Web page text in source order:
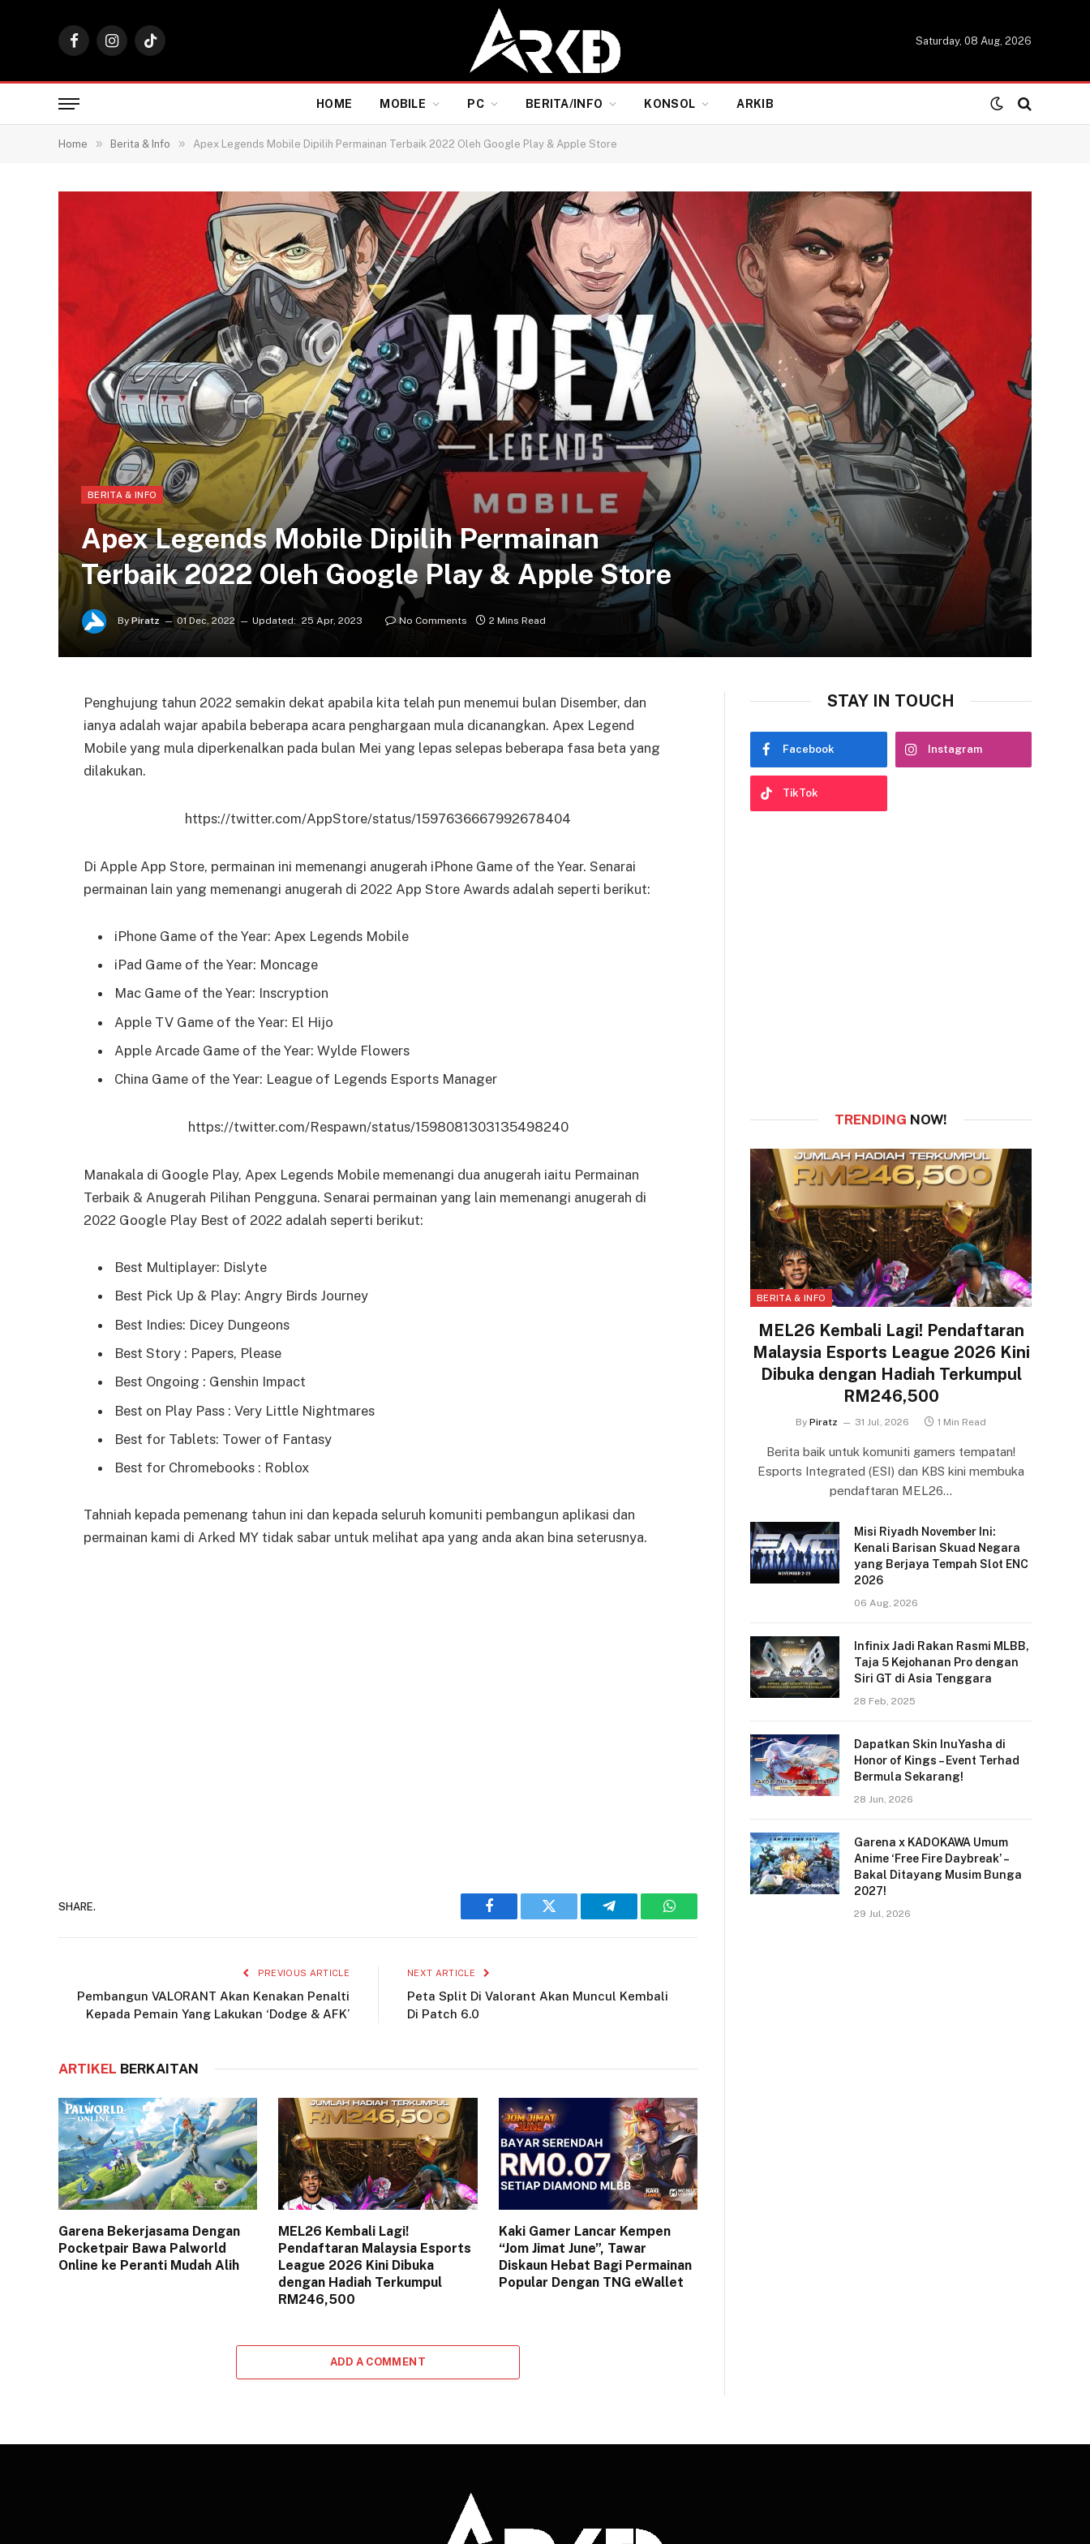
FacebookInstagramTikTok
Saturday, 08 Aug, 2026
HOME MOBILE PC BERITA/INFO KONSOL ARKIB
Home » Berita & Info » Apex Legends Mobile Dipilih Permainan Terbaik 2022 Oleh Google Play & Apple Store
BERITA & INFO
Apex Legends Mobile Dipilih Permainan
Terbaik 2022 Oleh Google Play & Apple Store
By Piratz 01 Dec, 2022 Updated: 25 Apr, 2023 No Comments 2 Mins Read
Penghujung tahun 2022 semakin dekat apabila kita telah pun menemui bulan Disember, dan
ianya adalah wajar apabila beberapa acara penghargaan mula dicanangkan. Apex Legend
Mobile yang mula diperkenalkan pada bulan Mei yang lepas selepas beberapa fasa beta yang
dilakukan.
https://twitter.com/AppStore/status/1597636667992678404
Di Apple App Store, permainan ini memenangi anugerah iPhone Game of the Year. Senarai
permainan lain yang memenangi anugerah di 2022 App Store Awards adalah seperti berikut:
iPhone Game of the Year: Apex Legends Mobile
iPad Game of the Year: Moncage
Mac Game of the Year: Inscryption
Apple TV Game of the Year: El Hijo
Apple Arcade Game of the Year: Wylde Flowers
China Game of the Year: League of Legends Esports Manager
https://twitter.com/Respawn/status/1598081303135498240
Manakala di Google Play, Apex Legends Mobile memenangi dua anugerah iaitu Permainan
Terbaik & Anugerah Pilihan Pengguna. Senarai permainan yang lain memenangi anugerah di
2022 Google Play Best of 2022 adalah seperti berikut:
Best Multiplayer: Dislyte
Best Pick Up & Play: Angry Birds Journey
Best Indies: Dicey Dungeons
Best Story : Papers, Please
Best Ongoing : Genshin Impact
Best on Play Pass : Very Little Nightmares
Best for Tablets: Tower of Fantasy
Best for Chromebooks : Roblox
Tahniah kepada pemenang tahun ini dan kepada seluruh komuniti pembangun aplikasi dan
permainan kami di Arked MY tidak sabar untuk melihat apa yang anda akan bina seterusnya.
SHARE.
Facebook Twitter Telegram WhatsApp
PREVIOUS ARTICLE
Pembangun VALORANT Akan Kenakan Penalti
Kepada Pemain Yang Lakukan ‘Dodge & AFK’
NEXT ARTICLE
Peta Split Di Valorant Akan Muncul Kembali
Di Patch 6.0
ARTIKEL BERKAITAN
Garena Bekerjasama Dengan
Pocketpair Bawa Palworld
Online ke Peranti Mudah Alih
MEL26 Kembali Lagi!
Pendaftaran Malaysia Esports
League 2026 Kini Dibuka
dengan Hadiah Terkumpul
RM246,500
Kaki Gamer Lancar Kempen
“Jom Jimat June”, Tawar
Diskaun Hebat Bagi Permainan
Popular Dengan TNG eWallet
ADD A COMMENT
STAY IN TOUCH
Facebook Instagram
TikTok
TRENDING NOW!
BERITA & INFO
MEL26 Kembali Lagi! Pendaftaran
Malaysia Esports League 2026 Kini
Dibuka dengan Hadiah Terkumpul
RM246,500
By Piratz 31 Jul, 2026 1 Min Read
Berita baik untuk komuniti gamers tempatan!
Esports Integrated (ESI) dan KBS kini membuka
pendaftaran MEL26…
Misi Riyadh November Ini:
Kenali Barisan Skuad Negara
yang Berjaya Tempah Slot ENC
2026
06 Aug, 2026
Infinix Jadi Rakan Rasmi MLBB,
Taja 5 Kejohanan Pro dengan
Siri GT di Asia Tenggara
28 Feb, 2025
Dapatkan Skin InuYasha di
Honor of Kings – Event Terhad
Bermula Sekarang!
28 Jun, 2026
Garena x KADOKAWA Umum
Anime ‘Free Fire Daybreak’ –
Bakal Ditayang Musim Bunga
2027!
29 Jul, 2026